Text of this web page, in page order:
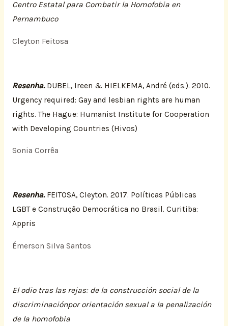
Centro Estatal para Combatir la Homofobia en
Pernambuco
Cleyton Feitosa
Resenha.DUBEL, Ireen & HIELKEMA, André (eds.). 2010.
Urgency required: Gay and lesbian rights are human
rights. The Hague: Humanist Institute for Cooperation
with Developing Countries (Hivos)
Sonia Corrêa
Resenha.FEITOSA, Cleyton. 2017. Políticas Públicas
LGBT e Construção Democrática no Brasil. Curitiba:
Appris
Émerson Silva Santos
El odio tras las rejas: de la construcción social de la
discriminaciónpor orientación sexual a la penalización
de la homofobia